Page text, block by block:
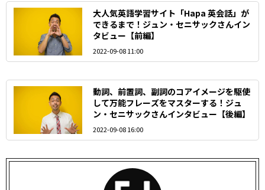
大人気英語学習サイト「Hapa 英会話」が
できるまで！ジュン・セニサックさんイン
タビュー【前編】
2022-09-08 11:00
動詞、前置詞、副詞のコアイメージを駆使
して万能フレーズをマスターする！ジュ
ン・セニサックさんインタビュー【後編】
2022-09-08 16:00